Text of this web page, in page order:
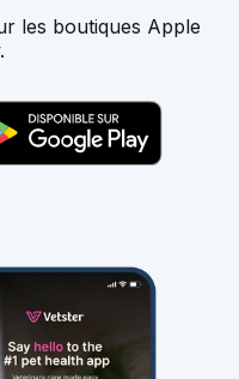
les boutiques Apple